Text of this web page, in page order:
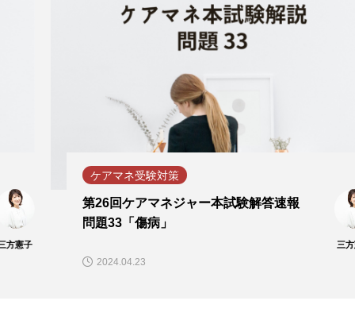
ケアマネ受験対策
第26回ケアマネジャー本試験解答速報
問題33「傷病」
2024.04.23